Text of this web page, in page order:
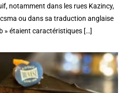
notamment dans les rues Kazincy,
ou dans sa traduction anglaise
» étaient caractéristiques […]